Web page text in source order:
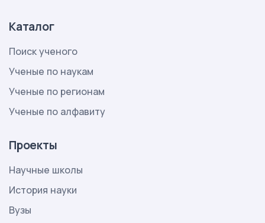
Каталог
Поиск ученого
Ученые по наукам
Ученые по регионам
Ученые по алфавиту
Проекты
Научные школы
История науки
Вузы